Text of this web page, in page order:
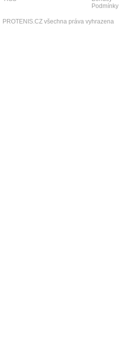
Podmínky
PROTENIS.CZ všechna práva vyhrazena